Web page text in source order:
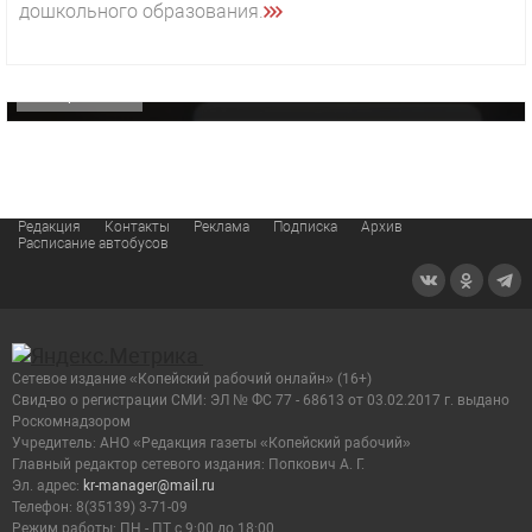
дошкольного образования.
«Звезда» Метрана стала главным героем нового
Редакция Контакты Реклама Подписка
Архив
Расписание автобусов
Сетевое издание «Копейский рабочий онлайн» (16+)
Cвид-во о регистрации СМИ: ЭЛ № ФС 77 - 68613 от 03.02.2017 г. выдано
Роскомнадзором
Учредитель: АНО «Редакция газеты «Копейский рабочий»
Главный редактор сетевого издания: Попкович А. Г.
Эл. адрес: kr-manager@mail.ru
Телефон: 8(35139) 3-71-09
Режим работы: ПН - ПТ с 9:00 до 18:00